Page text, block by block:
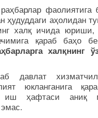
фаолиятига
ҳудуддаги аҳолидан
халқ ичида
қараб баҳо
халқнинг
давлат
юкланганига
ҳафтаси аниқ